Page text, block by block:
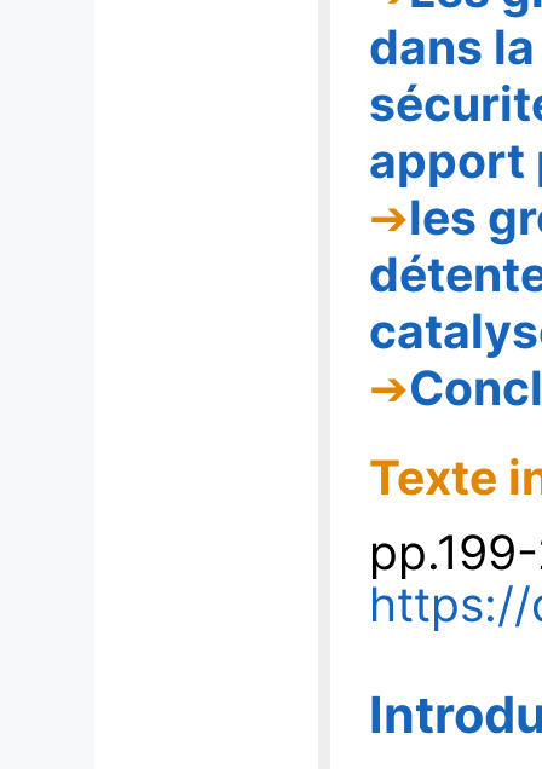
dans
apport
les
Texte
p
https://